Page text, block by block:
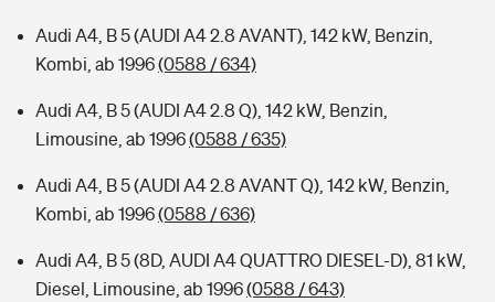
Audi A4, B 5 (AUDI A4 2.8 AVANT), 142 kW, Benzin,
Kombi, ab 1996(0588 / 634)
Audi A4, B 5 (AUDI A4 2.8 Q), 142 kW, Benzin,
Limousine, ab 1996(0588 / 635)
Audi A4, B 5 (AUDI A4 2.8 AVANT Q), 142 kW, Benzin,
Kombi, ab 1996(0588 / 636)
Audi A4, B 5 (8D, AUDI A4 QUATTRO DIESEL-D), 81 kW,
Diesel, Limousine, ab 1996(0588 / 643)